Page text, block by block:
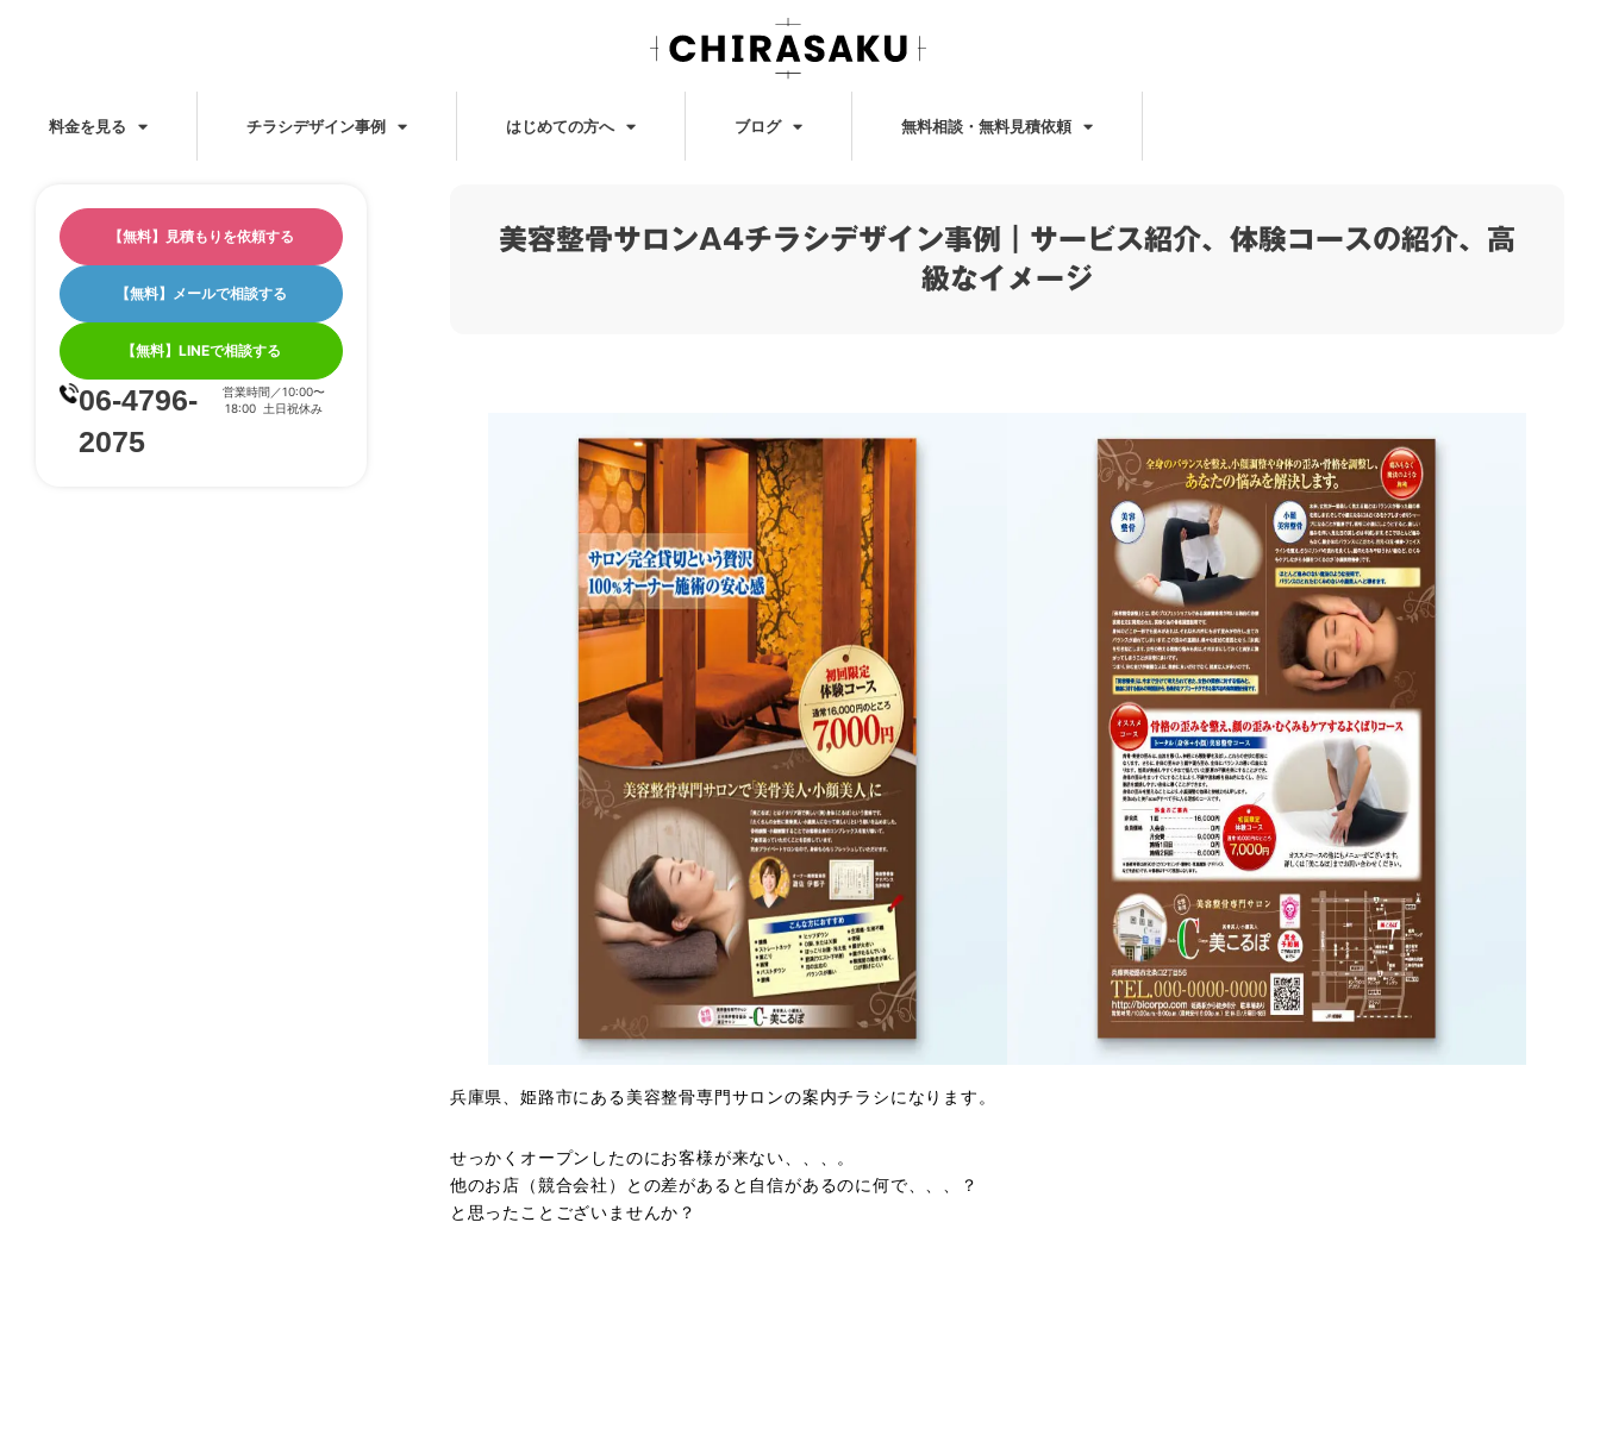
料金を見る チラシデザイン事例 はじめての方へ ブログ 無料相談・無料見積依頼
【無料】見積もりを依頼する
【無料】メールで相談する
【無料】LINEで相談する
06-4796-
2075
営業時間／10:00〜
18:00 土日祝休み
美容整骨サロンA4チラシデザイン事例｜サービス紹介、体験コースの紹介、高
級なイメージ
兵庫県、姫路市にある美容整骨専門サロンの案内チラシになります。
せっかくオープンしたのにお客様が来ない、、、。
他のお店（競合会社）との差があると自信があるのに何で、、、？
と思ったことございませんか？